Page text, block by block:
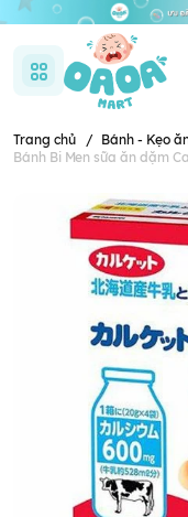
Trang chủ / Bánh - Kẹo
Bánh Bi Men sữa ăn dặm